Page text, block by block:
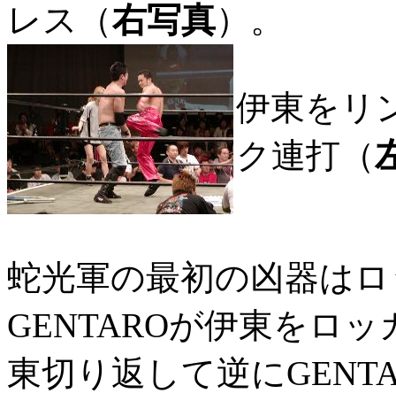
レス（右写真）。
伊東をリ
ク連打（
蛇光軍の最初の凶器は
GENTAROが伊東をロ
東切り返して逆に